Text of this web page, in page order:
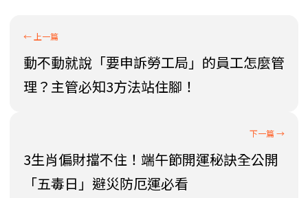
動不動就說「要申訴勞工局」的員工怎麼管
理？主管必知3方法站住腳！
3生肖偏財擋不住！端午節開運秘訣全公開
「五毒日」避災防厄運必看